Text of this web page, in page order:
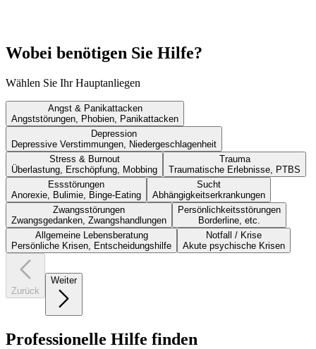
Wobei benötigen Sie Hilfe?
Wählen Sie Ihr Hauptanliegen
Angst & Panikattacken
Angststörungen, Phobien, Panikattacken
Depression
Depressive Verstimmungen, Niedergeschlagenheit
Stress & Burnout
Überlastung, Erschöpfung, Mobbing
Trauma
Traumatische Erlebnisse, PTBS
Essstörungen
Anorexie, Bulimie, Binge-Eating
Sucht
Abhängigkeitserkrankungen
Zwangsstörungen
Zwangsgedanken, Zwangshandlungen
Persönlichkeitsstörungen
Borderline, etc.
Allgemeine Lebensberatung
Persönliche Krisen, Entscheidungshilfe
Notfall / Krise
Akute psychische Krisen
Zurück
Weiter
Professionelle Hilfe finden